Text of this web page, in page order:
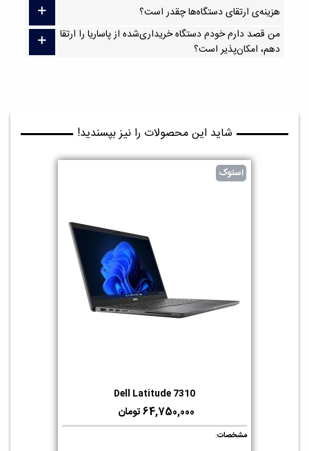
هزینه‌ی ارتقای دستگاه‌ها چقدر است؟
من قصد دارم خودم دستگاه خریداری‌شده از پاساریا را ارتقا
دهم، امکان‌پذیر است؟
شاید این محصولات را نیز بپسندید!
استوک
Dell Latitude 7310
64,750,000 تومان
مشخصات: